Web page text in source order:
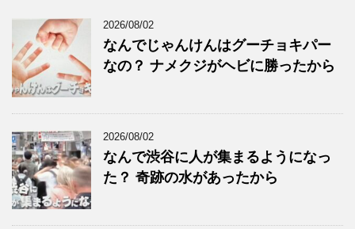
2026/08/02
なんでじゃんけんはグーチョキパー
なの？ ナメクジがヘビに勝ったから
2026/08/02
なんで渋谷に人が集まるようになっ
た？ 奇跡の水があったから